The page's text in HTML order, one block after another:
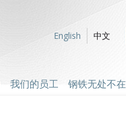
English
中文
我们的员工 钢铁无处不在